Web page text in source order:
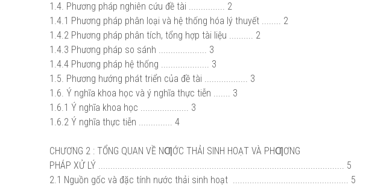
1.4. Phương pháp nghiên cứu đề tài ............... 2
1.4.1 Phương pháp phân loại và hệ thống hóa lý thuyết ........ 2
1.4.2 Phương pháp phân tích, tổng hợp tài liệu .......... 2
1.4.3 Phương pháp so sánh .................... 3
1.4.4 Phương pháp hệ thống .................... 3
1.5. Phương hướng phát triển của đề tài .................. 3
1.6. Ý nghĩa khoa học và ý nghĩa thực tiễn ....... 3
1.6.1 Ý nghĩa khoa học .................... 3
1.6.2 Ý nghĩa thực tiễn .............. 4
CHƯƠNG 2 : TỔNG QUAN VỀ NƢỚC THẢI SINH HOẠT VÀ PHƢƠNG
PHÁP XỬ LÝ ...................................................................................................... 5
2.1 Nguồn gốc và đặc tính nước thải sinh hoạt ................................................ 5